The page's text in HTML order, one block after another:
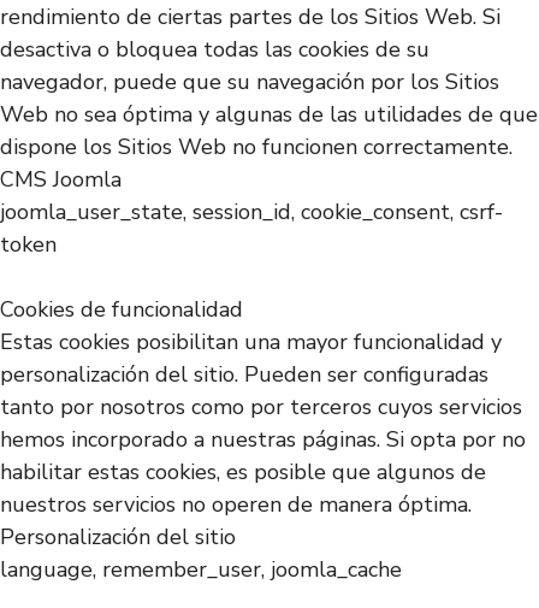
rendimiento de ciertas partes de los Sitios Web. Si
desactiva o bloquea todas las cookies de su
navegador, puede que su navegación por los Sitios
Web no sea óptima y algunas de las utilidades de que
dispone los Sitios Web no funcionen correctamente.
CMS Joomla
joomla_user_state, session_id, cookie_consent, csrf-
token
Cookies de funcionalidad
Estas cookies posibilitan una mayor funcionalidad y
personalización del sitio. Pueden ser configuradas
tanto por nosotros como por terceros cuyos servicios
hemos incorporado a nuestras páginas. Si opta por no
habilitar estas cookies, es posible que algunos de
nuestros servicios no operen de manera óptima.
Personalización del sitio
language, remember_user, joomla_cache